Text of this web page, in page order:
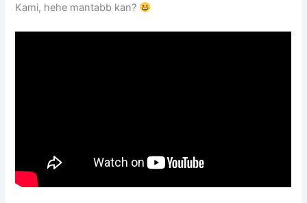
Kami, hehe mantabb kan?